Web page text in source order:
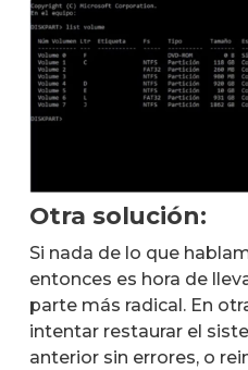
Otra solución:
Si nada de lo que
entonces es hora de
parte más radical. En
intentar restaurar el
anterior sin errores, o